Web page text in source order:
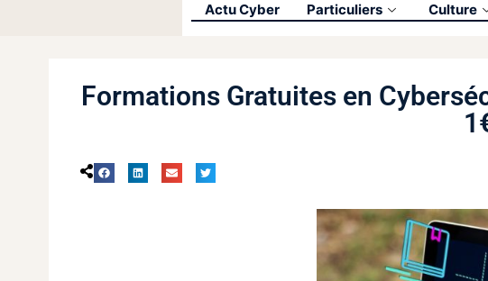
Actu Cyber Particuliers Culture
Formations Gratuites en